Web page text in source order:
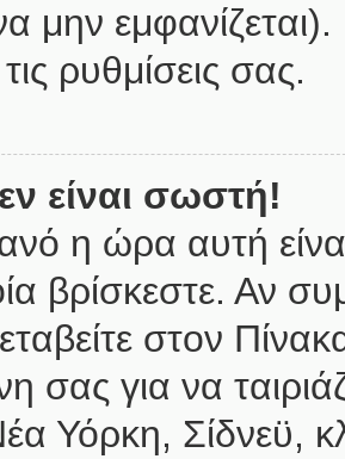
μην
ρυθμίσεις σας.
είναι σωστή!
η ώρα αυτή
βρίσκεστε. Αν
στον
σας για να
Υόρκη, Σίδνεϋ,